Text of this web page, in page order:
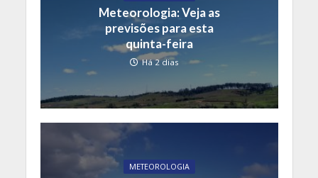
Meteorologia: Veja as
previsões para esta
quinta-feira
Há 2 dias
METEOROLOGIA